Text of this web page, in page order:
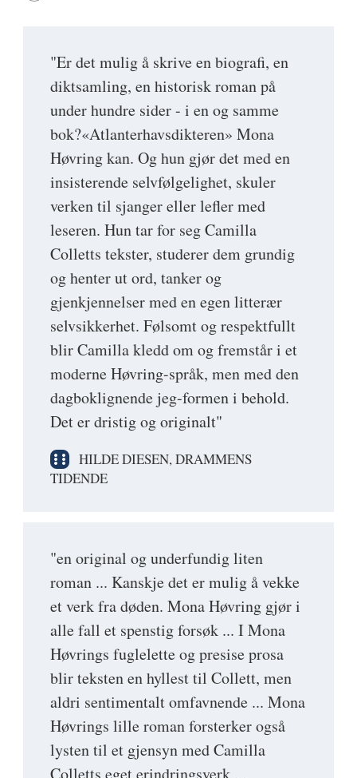
"Er det mulig å skrive en biografi, en
diktsamling, en historisk roman på
under hundre sider - i en og samme
bok?«Atlanterhavsdikteren» Mona
Høvring kan. Og hun gjør det med en
insisterende selvfølgelighet, skuler
verken til sjanger eller lefler med
leseren. Hun tar for seg Camilla
Colletts tekster, studerer dem grundig
og henter ut ord, tanker og
gjenkjennelser med en egen litterær
selvsikkerhet. Følsomt og respektfullt
blir Camilla kledd om og fremstår i et
moderne Høvring-språk, men med den
dagboklignende jeg-formen i behold.
Det er dristig og originalt"
HILDE DIESEN, DRAMMENS
TIDENDE
"en original og underfundig liten
roman ... Kanskje det er mulig å vekke
et verk fra døden. Mona Høvring gjør i
alle fall et spenstig forsøk ... I Mona
Høvrings fuglelette og presise prosa
blir teksten en hyllest til Collett, men
aldri sentimentalt omfavnende ... Mona
Høvrings lille roman forsterker også
lysten til et gjensyn med Camilla